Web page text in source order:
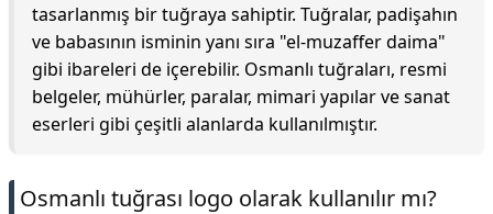
tasarlanmış bir tuğraya sahiptir. Tuğralar, padişahın
ve babasının isminin yanı sıra "el-muzaffer daima"
gibi ibareleri de içerebilir. Osmanlı tuğraları, resmi
belgeler, mühürler, paralar, mimari yapılar ve sanat
eserleri gibi çeşitli alanlarda kullanılmıştır.
Osmanlı tuğrası logo olarak kullanılır mı?